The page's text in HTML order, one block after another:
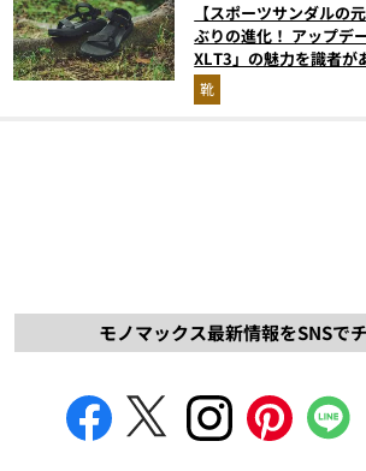
【スポーツサンダルの
ぶりの進化！ アップデ
XLT3」の魅力を識者が
解説！
靴
モノマックス最新情報をSNSで